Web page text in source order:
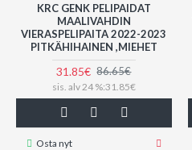
KRC GENK PELIPAIDAT
MAALIVAHDIN
VIERASPELIPAITA 2022-2023
PITKÄHIHAINEN ,MIEHET
31.85€ 86.65€
sis. alv 24 %:31.85€
Osta nyt